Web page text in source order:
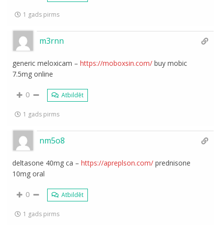
1 gads pirms
m3rnn
generic meloxicam –https://moboxsin.com/ buy mobic
7.5mg online
0 Atbildēt
1 gads pirms
nm5o8
deltasone 40mg ca –https://apreplson.com/ prednisone
10mg oral
0 Atbildēt
1 gads pirms